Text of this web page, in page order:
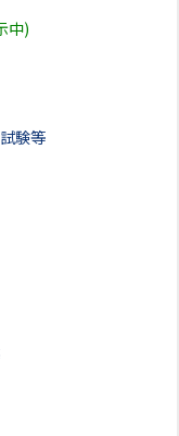
中)
験等